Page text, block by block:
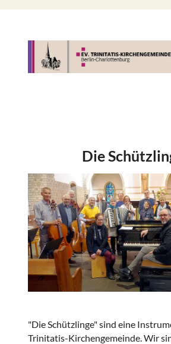
Die
"Die Schützlinge" sind eine
Trinitatis-Kirchengemeinde. Wir